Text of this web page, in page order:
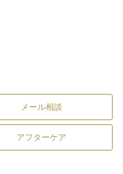
メール相談
アフターケア